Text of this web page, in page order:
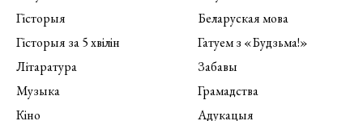
Гісторыя
Гісторыя за 5 хвілін
Літаратура
Музыка
Кіно
Беларуская мова
Гатуем з «Будзьма!»
Забавы
Грамадства
Адукацыя